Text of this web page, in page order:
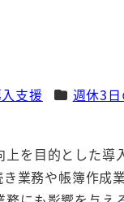
支援 カテゴリー
週休3
を目的とした
業務や帳簿作成